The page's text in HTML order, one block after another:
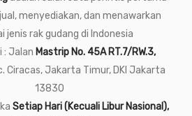
menyediakan, dan menawarkan
jenis rak gudang di Indonesia
: Jalan Mastrip No. 45A RT.7/RW.3,
Ciracas, Jakarta Timur, DKI Jakarta
13830
Setiap Hari (Kecuali Libur Nasional),